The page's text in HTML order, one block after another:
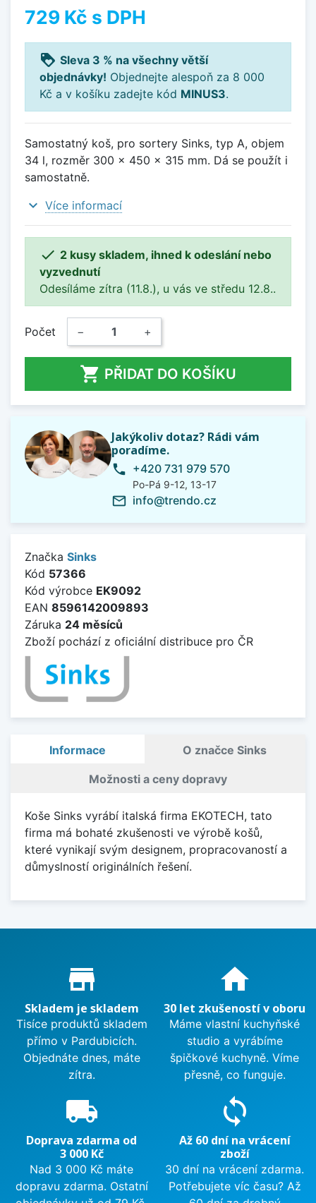
729 Kč s DPH
loyalty Sleva 3 % na všechny větší
objednávky! Objednejte alespoň za 8 000
Kč a v košíku zadejte kód MINUS3.
Samostatný koš, pro sortery Sinks, typ A, objem
34 l, rozměr 300 x 450 x 315 mm. Dá se použít i
samostatně.
expand_more Více informací
 2 kusy skladem, ihned k odeslání nebo
vyzvednutí
Odesíláme zítra (11.8.), u vás ve středu 12.8..
Počet − +
 PŘIDAT DO KOŠÍKU
Jakýkoliv dotaz? Rádi vám
poradíme.
phone +420 731 979 570
Po-Pá 9-12, 13-17
mail_outline info@trendo.cz
Značka Sinks
Kód 57366
Kód výrobce EK9092
EAN 8596142009893
Záruka 24 měsíců
Zboží pochází z oficiální distribuce pro ČR
Informace O značce Sinks
Možnosti a ceny dopravy
Koše Sinks vyrábí italská firma EKOTECH, tato
firma má bohaté zkušenosti ve výrobě košů,
které vynikají svým designem, propracovaností a
důmyslností originálních řešení.
Proč nakupovat u nás?
store_mall_directory
Skladem je skladem
Tisíce produktů skladem
přímo v Pardubicích.
Objednáte dnes, máte
zítra.
home
30 let zkušeností v oboru
Máme vlastní kuchyňské
studio a vyrábíme
špičkové kuchyně. Víme
přesně, co funguje.
local_shipping
Doprava zdarma od
3 000 Kč
Nad 3 000 Kč máte
dopravu zdarma. Ostatní
sync
Až 60 dní na vrácení
zboží
30 dní na vrácení zdarma.
Potřebujete víc času? Až